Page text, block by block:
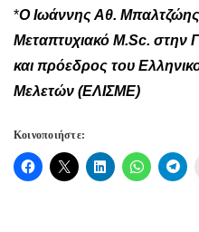
*Ο Ιωάννης Αθ. Μπαλτζώης
Μεταπτυχιακό M.Sc. στην
και πρόεδρος του
Μελετών (ΕΛΙΣΜΕ)
Κοινοποιήστε: